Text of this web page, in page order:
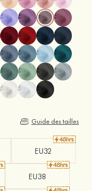
Guide des tailles
EU32
EU38